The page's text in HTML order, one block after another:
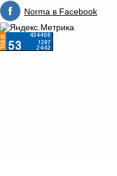
Norma в Facebook